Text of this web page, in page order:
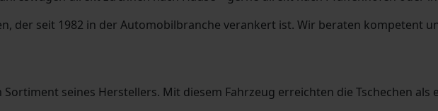
der seit 1982 in der Automobilbranche verankert ist. Wir beraten kompetent
Sortiment seines Herstellers. Mit diesem Fahrzeug erreichten die Tschechen